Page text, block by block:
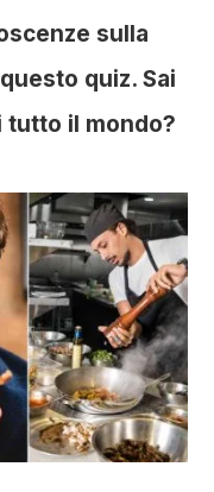
sulla
quiz. Sai
il mondo?